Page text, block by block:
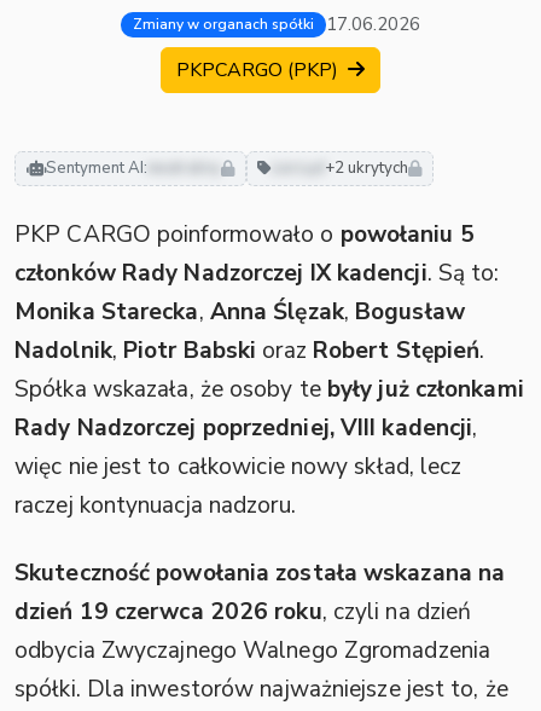
Zmiany w organach spółki 17.06.2026
PKPCARGO (PKP)
Sentyment AI: neutralny +2 ukrytych
PKP CARGO poinformowało o powołaniu 5
członków Rady Nadzorczej IX kadencji. Są to:
Monika Starecka, Anna Ślęzak, Bogusław
Nadolnik, Piotr Babski oraz Robert Stępień.
Spółka wskazała, że osoby te były już członkami
Rady Nadzorczej poprzedniej, VIII kadencji,
więc nie jest to całkowicie nowy skład, lecz
raczej kontynuacja nadzoru.
Skuteczność powołania została wskazana na
dzień 19 czerwca 2026 roku, czyli na dzień
odbycia Zwyczajnego Walnego Zgromadzenia
spółki. Dla inwestorów najważniejsze jest to, że